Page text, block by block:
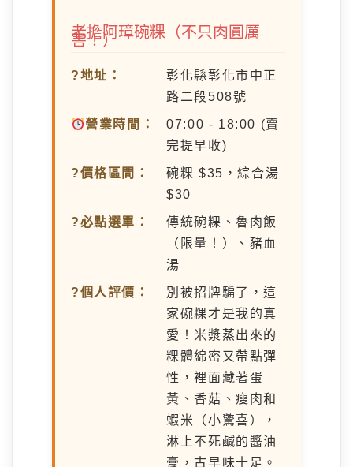
老擔阿璋碗粿（不只肉圓厲
害！）
?地址：
彰化縣彰化市中正
路二段508號
營業時間：
07:00 - 18:00 (賣
完提早收)
?價格區間：
碗粿 $35，綜合湯
$30
?必點選單：
傳統碗粿、魯肉飯
（限量！）、豬血
湯
?個人評價：
別被招牌騙了，這
家碗粿才是我的真
愛！米漿蒸出來的
粿體綿密又帶點彈
性，裡面藏著蛋
黃、香菇、瘦肉和
蝦米（小驚喜），
淋上不死鹹的醬油
膏，古早味十足。